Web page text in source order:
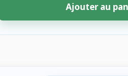
Ajouter au